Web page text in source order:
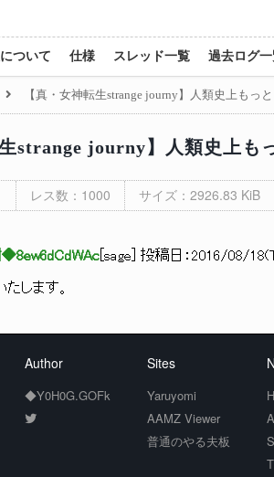
ついて 仕様 スレッド一覧 過去ログ
【真・女神転生strange journy】人類史上もっ
生strange journy】人類史上
レス数：1000 サイズ：2926.83 KiB
sage ] 投稿日： 2016/08/
します。
Author
◆Y0H0G.GOFk
Sites
Yaruyomi
AAMZ Viewer
普通のやる夫板